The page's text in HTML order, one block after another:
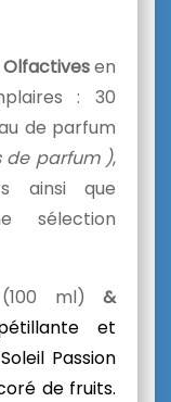
Olfactivesen
: 30
de parfum
de parfum ),
ainsi que
sélection
(100 ml) &
et
Passion
de fruits.